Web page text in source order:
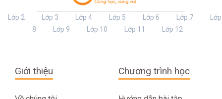
Lớp 2 Lớp 3 Lớp 4 Lớp 5 Lớp 6 Lớp 7
Lớp
8
Lớp 9 Lớp 10 Lớp 11 Lớp 12
Giới thiệu Chương trình học